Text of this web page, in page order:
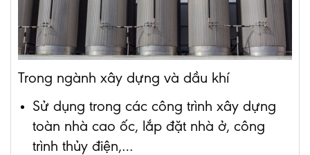
Trong ngành xây dựng và dầu khí
Sử dụng trong các công trình xây dựng
toàn nhà cao ốc, lắp đặt nhà ở, công
trình thủy điện,…